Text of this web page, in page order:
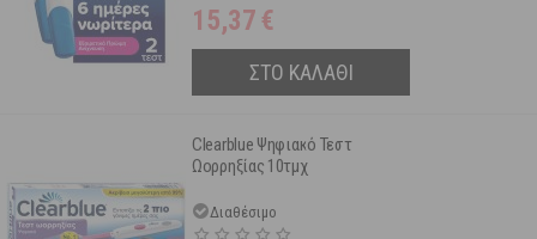
15,37 €
ΣΤΟ ΚΑΛΑΘΙ
Clearblue Ψηφιακό Τεστ
Ωορρηξίας 10τμχ
Διαθέσιμο